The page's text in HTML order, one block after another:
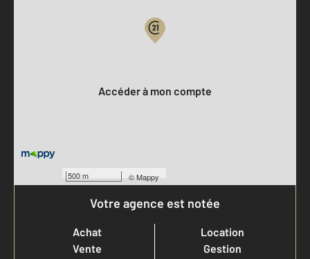
500 m ©Mappy
Accéder à mon compte
Votre agence est notée
Achat
Vente
Location
Gestion